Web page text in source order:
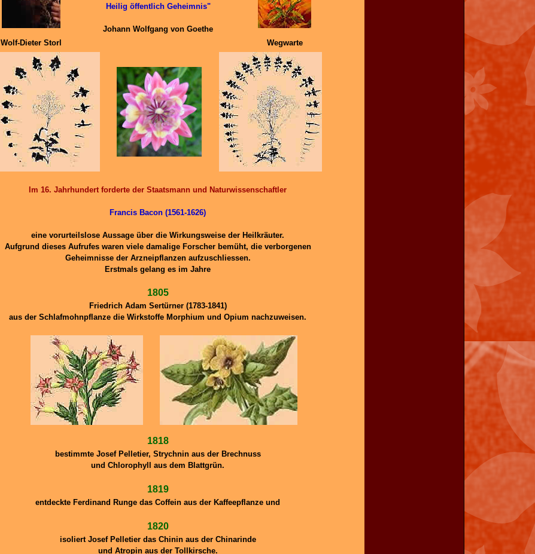
Heilig öffentlich Geheimnis"
Johann Wolfgang von Goethe
Wolf-Dieter Storl
Wegwarte
Im 16. Jahrhundert forderte der Staatsmann und Naturwissenschaftler
Francis Bacon (1561-1626)
eine vorurteilslose Aussage über die Wirkungsweise der Heilkräuter.
Aufgrund dieses Aufrufes waren viele damalige Forscher bemüht, die verborgenen
Geheimnisse der Arzneipflanzen aufzuschliessen.
Erstmals gelang es im Jahre
1805
Friedrich Adam Sertürner (1783-1841)
aus der Schlafmohnpflanze die Wirkstoffe Morphium und Opium nachzuweisen.
1818
bestimmte Josef Pelletier, Strychnin aus der Brechnuss
und Chlorophyll aus dem Blattgrün.
1819
entdeckte Ferdinand Runge das Coffein aus der Kaffeepflanze und
1820
isoliert Josef Pelletier das Chinin aus der Chinarinde
und Atropin aus der Tollkirsche.